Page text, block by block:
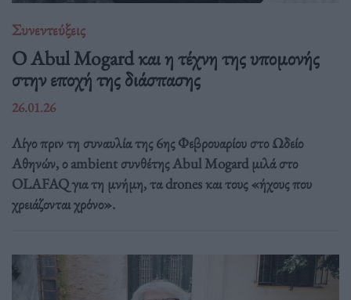
Συνεντεύξεις
Ο Abul Mogard και η τέχνη της υπομονής
στην εποχή της διάσπασης
26.01.26
Λίγο πριν τη συναυλία της 6ης Φεβρουαρίου στο Ωδείο
Αθηνών, ο ambient συνθέτης Abul Mogard μιλά στο
OLAFAQ για τη μνήμη, τα drones και τους «ήχους που
χρειάζονται χρόνο».